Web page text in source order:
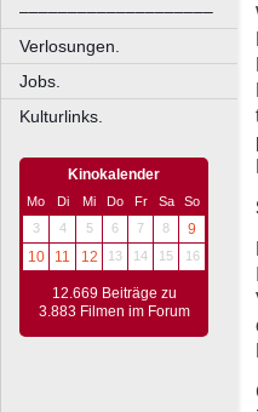
––––––––––––––––––––
Verlosungen.
Jobs.
Kulturlinks.
Kinokalender
Mo Di Mi Do Fr Sa
So
3
4 5 6 7 8
9
10
11 12 13 14 15 16
12.669 Beiträge zu
3.883 Filmen im Forum